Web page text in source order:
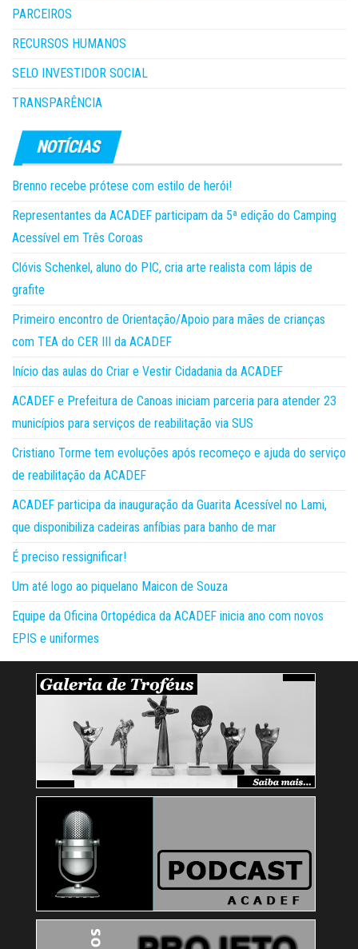
PARCEIROS
RECURSOS HUMANOS
SELO INVESTIDOR SOCIAL
TRANSPARÊNCIA
Brenno recebe prótese com estilo de herói!
Representantes da ACADEF participam da 5ª edição do Camping
Acessível em Três Coroas
Clóvis Schenkel, aluno do PIC, cria arte realista com lápis de
grafite
Primeiro encontro de Orientação/Apoio para mães de crianças
com TEA do CER III da ACADEF
Início das aulas do Criar e Vestir Cidadania da ACADEF
ACADEF e Prefeitura de Canoas iniciam parceria para atender 23
municípios para serviços de reabilitação via SUS
Cristiano Torme tem evoluções após recomeço e ajuda do serviço
de reabilitação da ACADEF
ACADEF participa da inauguração da Guarita Acessível no Lami,
que disponibiliza cadeiras anfíbias para banho de mar
É preciso ressignificar!
Um até logo ao piquelano Maicon de Souza
Equipe da Oficina Ortopédica da ACADEF inicia ano com novos
EPIS e uniformes